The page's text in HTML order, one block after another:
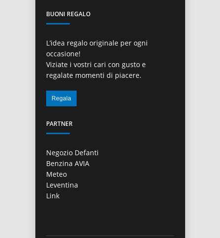
BUONI REGALO
L’idea regalo originale per ogni
occasione!
Viziate i vostri cari con gusto e
regalate momenti di piacere.
PARTNER
Negozio Defanti
Benzina AVIA
Meteo
Leventina
Link